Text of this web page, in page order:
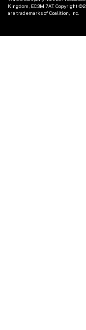
Kingdom, EC3M 7AT. Copyright
are trademarks of Coalition, Inc.